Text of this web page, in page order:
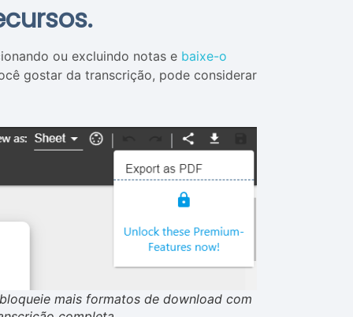
ou excluindo notas e baixe-o
gostar da transcrição, pode considerar
mais formatos de download com